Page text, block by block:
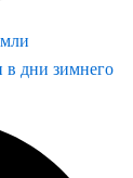
в дни зимнего